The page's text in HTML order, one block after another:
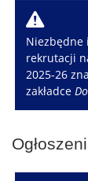
W
Niezbędne
rekrutacji
2025-26
zakładce